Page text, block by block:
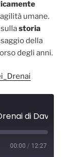
umane.
storia
della
degli anni.
00:00 / 12:27